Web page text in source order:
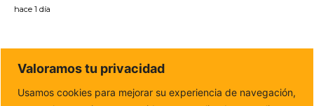
hace 1 día